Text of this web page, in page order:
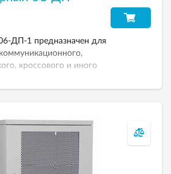
ДП-1 предназначен для
кроссового и иного
Размеры (ВхШхГ): 303х600х600